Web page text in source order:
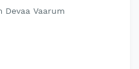
Devaa Vaarum